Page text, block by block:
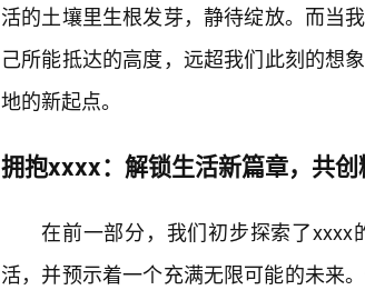
活的土壤里生根发芽，静待绽放。而当
己所能抵达的高度，远超我们此刻的想
地的新起点。
拥抱xxxx：解锁生活新篇章，共创
在前一部分，我们初步探索了
活，并预示着一个充满无限可能的未来